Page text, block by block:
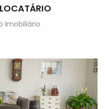
Imobiliário